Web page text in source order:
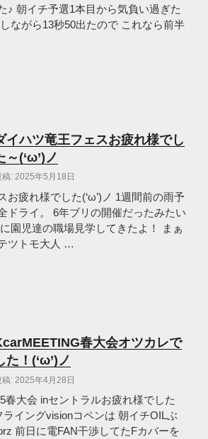
♪ 朝イチ予選1本目から気負い過ぎた
ながら13秒50出たので これなら前半
イハツ竜王フェスお疲れ様でし
～(‘ω’)ノ
稿: 2025年5月18日
お疲れ様でした(‘ω’)ノ 1週間前の雨予
ドライ。 6年ブリの開催だったみたい
園児達の職場見学してきたよ！ まぁ
ツトモ大人 …
春大会オツカレで
た！(‘ω’)ノ
稿: 2025年4月28日
春大会 inセントラルお疲れ様でした
ライングvisionコペンは 朝イチOILぶ
前日に電FAN干渉してたFカバーを